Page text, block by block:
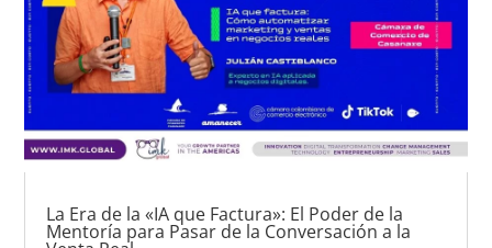
La Era de la «IA que Factura»: El Poder de la
Mentoría para Pasar de la Conversación a la